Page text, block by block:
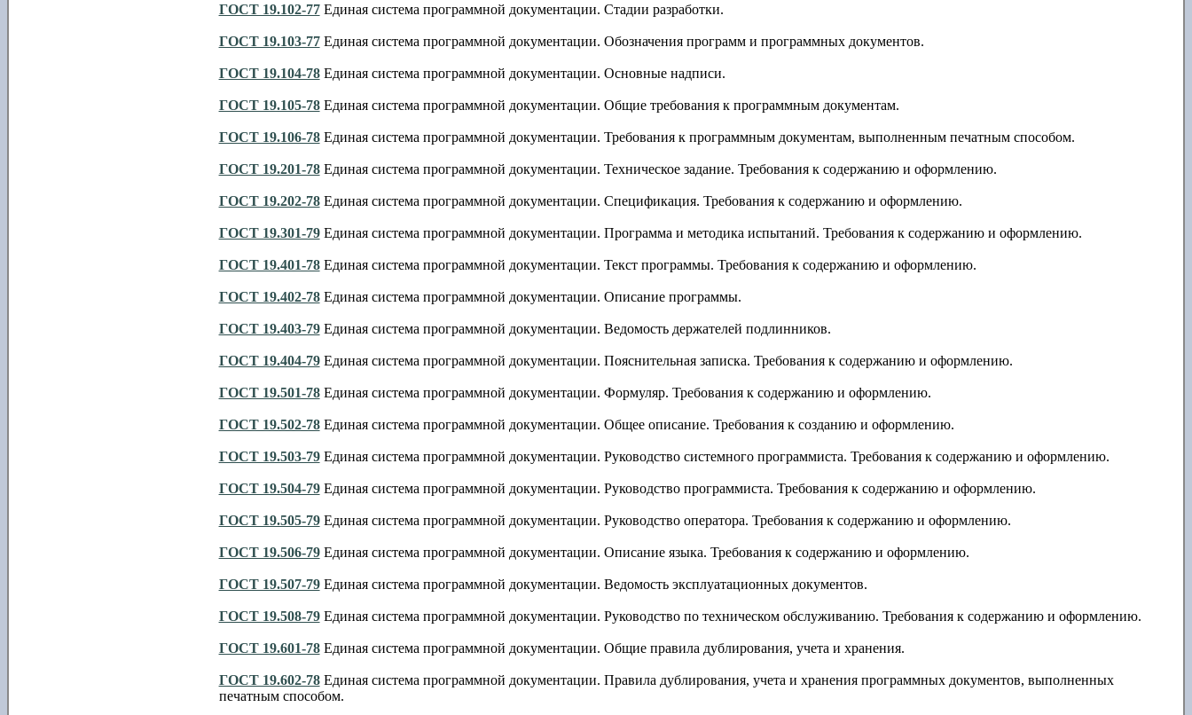
ГОСТ 19.102-77Единая система программной документации. Стадии разработки.
ГОСТ 19.103-77Единая система программной документации. Обозначения программ и программных документов.
ГОСТ 19.104-78Единая система программной документации. Основные надписи.
ГОСТ 19.105-78Единая система программной документации. Общие требования к программным документам.
ГОСТ 19.106-78Единая система программной документации. Требования к программным документам, выполненным печатным способом.
ГОСТ 19.201-78Единая система программной документации. Техническое задание. Требования к содержанию и оформлению.
ГОСТ 19.202-78Единая система программной документации. Спецификация. Требования к содержанию и оформлению.
ГОСТ 19.301-79Единая система программной документации. Программа и методика испытаний. Требования к содержанию и оформлению.
ГОСТ 19.401-78Единая система программной документации. Текст программы. Требования к содержанию и оформлению.
ГОСТ 19.402-78Единая система программной документации. Описание программы.
ГОСТ 19.403-79Единая система программной документации. Ведомость держателей подлинников.
ГОСТ 19.404-79Единая система программной документации. Пояснительная записка. Требования к содержанию и оформлению.
ГОСТ 19.501-78Единая система программной документации. Формуляр. Требования к содержанию и оформлению.
ГОСТ 19.502-78Единая система программной документации. Общее описание. Требования к созданию и оформлению.
ГОСТ 19.503-79Единая система программной документации. Руководство системного программиста. Требования к содержанию и оформлению.
ГОСТ 19.504-79Единая система программной документации. Руководство программиста. Требования к содержанию и оформлению.
ГОСТ 19.505-79Единая система программной документации. Руководство оператора. Требования к содержанию и оформлению.
ГОСТ 19.506-79Единая система программной документации. Описание языка. Требования к содержанию и оформлению.
ГОСТ 19.507-79Единая система программной документации. Ведомость эксплуатационных документов.
ГОСТ 19.508-79Единая система программной документации. Руководство по техническом обслуживанию. Требования к содержанию и оформлению.
ГОСТ 19.601-78Единая система программной документации. Общие правила дублирования, учета и хранения.
ГОСТ 19.602-78Единая система программной документации. Правила дублирования, учета и хранения программных документов, выполненных
печатным способом.